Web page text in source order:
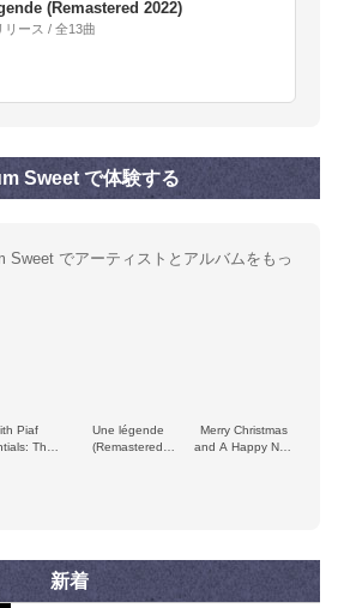
(Remastered 2022)
リース / 全13曲
Sweet で体験する
Sweet でアーティストとアルバムをもっ
Piaf
The
Une légende
(Remastered
Merry Christmas
and A Happy New
新着